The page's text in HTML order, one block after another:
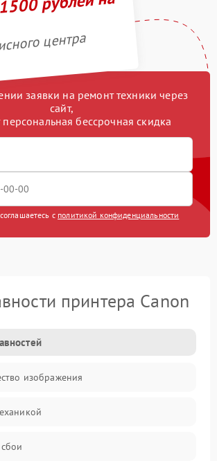
центра
заявки на ремонт техники через
сайт,
персональная бессрочная скидка
с политикой конфиденциальности
принтера Canon
изображения